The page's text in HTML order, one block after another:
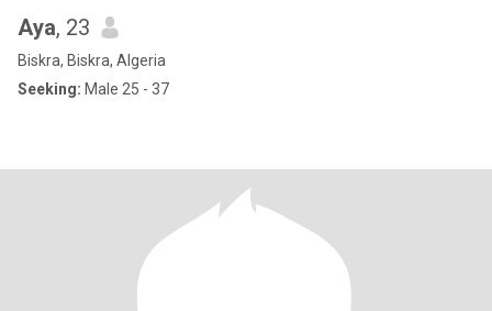
Aya, 23
Biskra, Biskra, Algeria
Seeking: Male 25 - 37